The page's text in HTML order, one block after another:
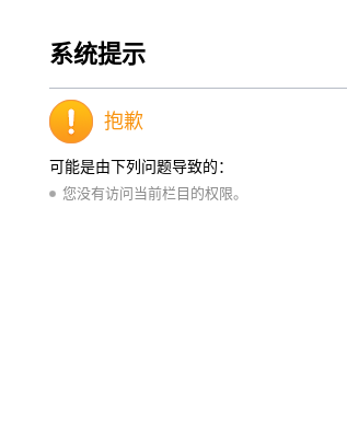
系统提示
抱歉
可能是由下列问题导致的：
您没有访问当前栏目的权限。